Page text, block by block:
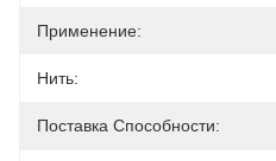
Применение:
Нить:
Поставка Способности: